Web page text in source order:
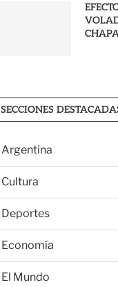
SECCIONES
Argentina
Cultura
Deportes
Economía
El Mundo